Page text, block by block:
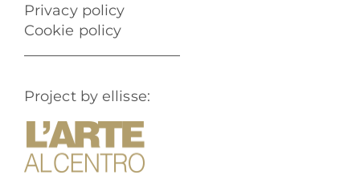
Privacy policy
Cookie policy
Project by ellisse: